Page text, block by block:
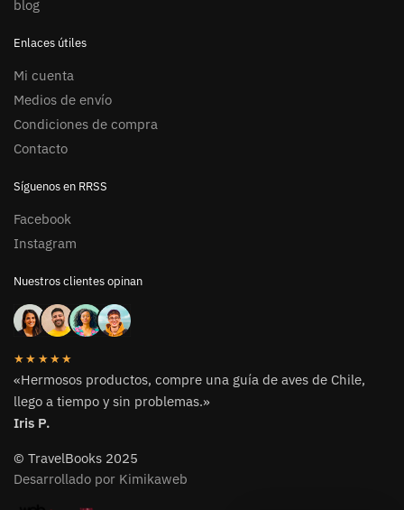
blog
Enlaces útiles
Mi cuenta
Medios de envío
Condiciones de compra
Contacto
Síguenos en RRSS
Facebook
Instagram
Nuestros clientes opinan
★★★★★
«Hermosos productos, compre una guía de aves de Chile,
llego a tiempo y sin problemas.»
Iris P.
© TravelBooks 2025
Desarrollado por Kimikaweb